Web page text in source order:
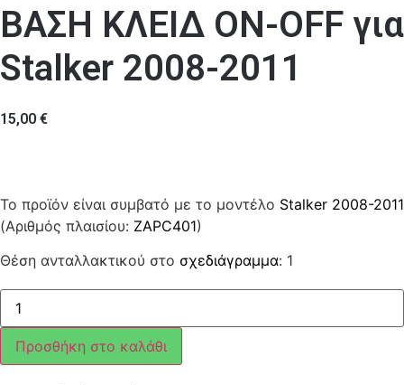
ΒΑΣΗ ΚΛΕΙΔ ON-OFF για
Stalker 2008-2011
15,00 €
Το προϊόν είναι συμβατό με το μοντέλο Stalker 2008-2011
(Αριθμός πλαισίου: ZAPC401)
Θέση ανταλλακτικού στο σχεδιάγραμμα: 1
ΒΑΣΗ
ΚΛΕΙΔ
ON-
OFF
ποσότητα
Προσθήκη στο καλάθι